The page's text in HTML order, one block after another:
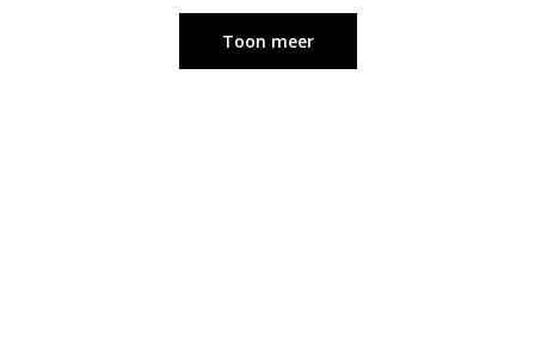
Toon meer